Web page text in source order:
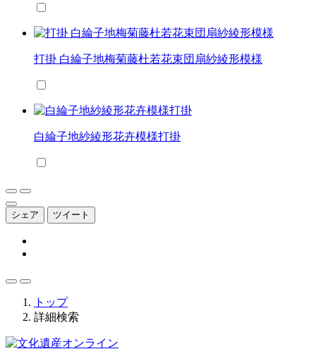
打掛 白綸子地梅菊藤杜若花束団扇紗綾形模様
白綸子地紗綾形花卉模様打掛
シェア ツイート
トップ
詳細検索